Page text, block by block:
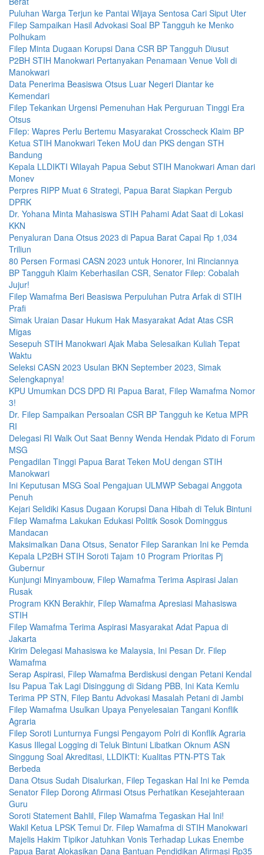
Puluhan Warga Terjun ke Pantai Wijaya Sentosa Cari Siput Uter
Filep Sampaikan Hasil Advokasi Soal BP Tangguh ke Menko
Polhukam
Filep Minta Dugaan Korupsi Dana CSR BP Tangguh Diusut
P2BH STIH Manokwari Pertanyakan Penamaan Venue Voli di
Manokwari
Data Penerima Beasiswa Otsus Luar Negeri Diantar ke
Kemendari
Filep Tekankan Urgensi Pemenuhan Hak Perguruan Tinggi Era
Otsus
Filep: Wapres Perlu Bertemu Masyarakat Crosscheck Klaim BP
Ketua STIH Manokwari Teken MoU dan PKS dengan STH
Bandung
Kepala LLDIKTI Wilayah Papua Sebut STIH Manokwari Aman dari
Monev
Perpres RIPP Muat 6 Strategi, Papua Barat Siapkan Pergub
DPRK
Dr. Yohana Minta Mahasiswa STIH Pahami Adat Saat di Lokasi
KKN
Penyaluran Dana Otsus 2023 di Papua Barat Capai Rp 1,034
Triliun
80 Persen Formasi CASN 2023 untuk Honorer, Ini Rinciannya
BP Tangguh Klaim Keberhasilan CSR, Senator Filep: Cobalah
Jujur!
Filep Wamafma Beri Beasiswa Perpuluhan Putra Arfak di STIH
Prafi
Simak Uraian Dasar Hukum Hak Masyarakat Adat Atas CSR
Migas
Sesepuh STIH Manokwari Ajak Maba Selesaikan Kuliah Tepat
Waktu
Seleksi CASN 2023 Usulan BKN September 2023, Simak
Selengkapnya!
KPU Umumkan DCS DPD RI Papua Barat, Filep Wamafma Nomor
3!
Dr. Filep Sampaikan Persoalan CSR BP Tangguh ke Ketua MPR
RI
Delegasi RI Walk Out Saat Benny Wenda Hendak Pidato di Forum
MSG
Pengadilan Tinggi Papua Barat Teken MoU dengan STIH
Manokwari
Ini Keputusan MSG Soal Pengajuan ULMWP Sebagai Anggota
Penuh
Kejari Selidiki Kasus Dugaan Korupsi Dana Hibah di Teluk Bintuni
Filep Wamafma Lakukan Edukasi Politik Sosok Dominggus
Mandacan
Maksimalkan Dana Otsus, Senator Filep Sarankan Ini ke Pemda
Kepala LP2BH STIH Soroti Tajam 10 Program Prioritas Pj
Gubernur
Kunjungi Minyambouw, Filep Wamafma Terima Aspirasi Jalan
Rusak
Program KKN Berakhir, Filep Wamafma Apresiasi Mahasiswa
STIH
Filep Wamafma Terima Aspirasi Masyarakat Adat Papua di
Jakarta
Kirim Delegasi Mahasiswa ke Malaysia, Ini Pesan Dr. Filep
Wamafma
Serap Aspirasi, Filep Wamafma Berdiskusi dengan Petani Kendal
Isu Papua Tak Lagi Disinggung di Sidang PBB, Ini Kata Kemlu
Terima PP STN, Filep Bantu Advokasi Masalah Petani di Jambi
Filep Wamafma Usulkan Upaya Penyelesaian Tangani Konflik
Agraria
Filep Soroti Lunturnya Fungsi Pengayom Polri di Konflik Agraria
Kasus Illegal Logging di Teluk Bintuni Libatkan Oknum ASN
Singgung Soal Akreditasi, LLDIKTI: Kualitas PTN-PTS Tak
Berbeda
Dana Otsus Sudah Disalurkan, Filep Tegaskan Hal Ini ke Pemda
Senator Filep Dorong Afirmasi Otsus Perhatikan Kesejahteraan
Guru
Soroti Statement Bahlil, Filep Wamafma Tegaskan Hal Ini!
Wakil Ketua LPSK Temui Dr. Filep Wamafma di STIH Manokwari
Majelis Hakim Tipikor Jatuhkan Vonis Terhadap Lukas Enembe
Papua Barat Alokasikan Dana Bantuan Pendidikan Afirmasi Rp35